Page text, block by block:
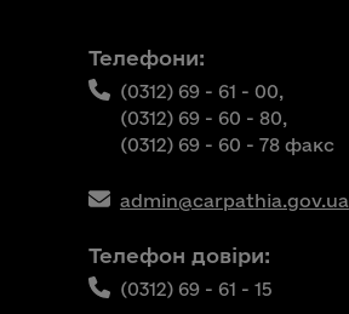
Телефони:
(0312) 69 - 61 - 00,
(0312) 69 - 60 - 80,
(0312) 69 - 60 - 78 факс
admin@carpathia.gov.ua
Телефон довіри:
(0312) 69 - 61 - 15